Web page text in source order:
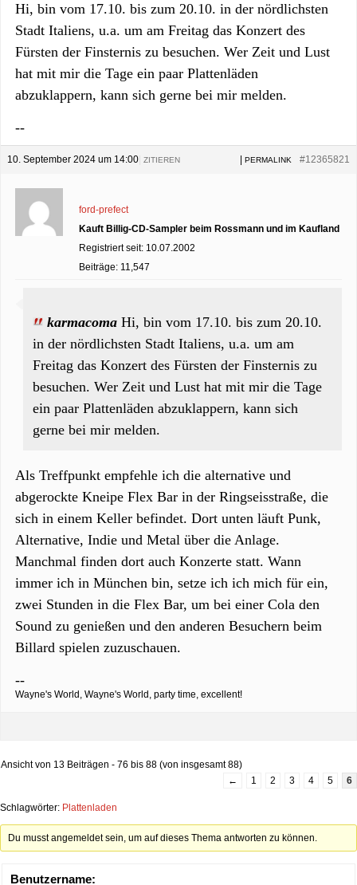
Hi, bin vom 17.10. bis zum 20.10. in der nördlichsten
Stadt Italiens, u.a. um am Freitag das Konzert des
Fürsten der Finsternis zu besuchen. Wer Zeit und Lust
hat mit mir die Tage ein paar Plattenläden
abzuklappern, kann sich gerne bei mir melden.
--
10. September 2024 um 14:00 #12365821
PERMALINK
ZITIEREN
ford-prefect
Kauft Billig-CD-Sampler beim Rossmann und im Kaufland
Registriert seit: 10.07.2002
Beiträge: 11,547
karmacoma Hi, bin vom 17.10. bis zum 20.10.
in der nördlichsten Stadt Italiens, u.a. um am
Freitag das Konzert des Fürsten der Finsternis zu
besuchen. Wer Zeit und Lust hat mit mir die Tage
ein paar Plattenläden abzuklappern, kann sich
gerne bei mir melden.
Als Treffpunkt empfehle ich die alternative und
abgerockte Kneipe Flex Bar in der Ringseisstraße, die
sich in einem Keller befindet. Dort unten läuft Punk,
Alternative, Indie und Metal über die Anlage.
Manchmal finden dort auch Konzerte statt. Wann
immer ich in München bin, setze ich ich mich für ein,
zwei Stunden in die Flex Bar, um bei einer Cola den
Sound zu genießen und den anderen Besuchern beim
Billard spielen zuzuschauen.
--
Wayne's World, Wayne's World, party time, excellent!
Ansicht von 13 Beiträgen - 76 bis 88 (von insgesamt 88)
←
1 2 3 4 5 6
Schlagwörter: Plattenladen
Du musst angemeldet sein, um auf dieses Thema antworten zu können.
Benutzername: